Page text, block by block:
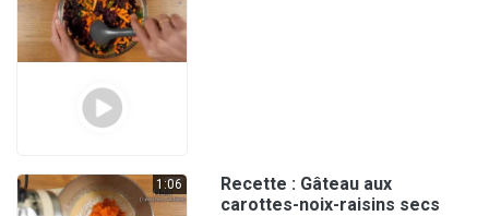
1:06
Recette : Gâteau aux
carottes-noix-raisins secs